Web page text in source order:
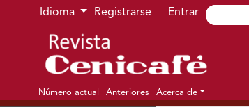
Ir al menú de navegación principal
Ir al contenido principal
Ir al pie de página del sitio
Idioma Registrarse Entrar
Número actual Anteriores Acerca de